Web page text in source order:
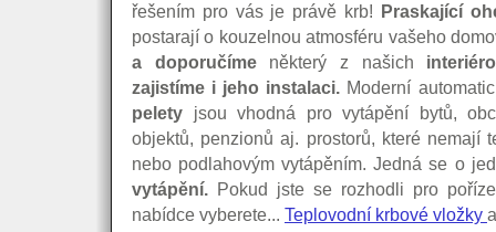
řešením pro vás je právě krb! Praskající
postarají o kouzelnou atmosféru vašeho
a doporučímeněkterý z našich
zajistíme i jeho instalaci. Moderní
pelety jsou vhodná pro vytápění bytů,
objektů, penzionů aj. prostorů, které nemají
nebo podlahovým vytápěním. Jedná se o
vytápění. Pokud jste se rozhodli pro
nabídce vyberete... Teplovodní krbové vložky